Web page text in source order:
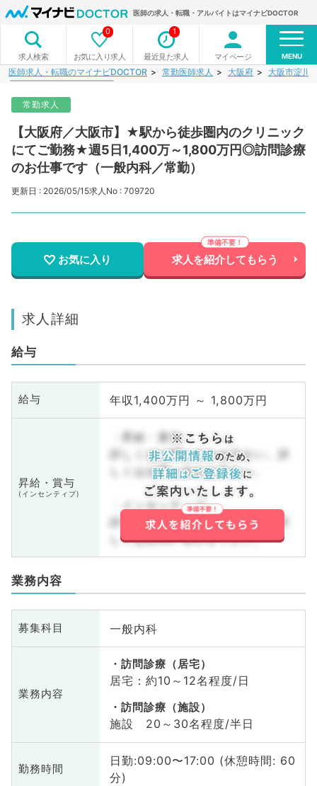
医師の求人・転職・アルバイトはマイナビDOCTOR
求人検索 お気に入り求人
0
最近見た求人
1
マイページ MENU
医師求人・転職のマイナビDOCTOR 常勤医師求人 大阪府 大阪市淀川
常勤求人
【大阪府／大阪市】★駅から徒歩圏内のクリニック
にてご勤務★週5日1,400万～1,800万円◎訪問診療
のお仕事です（一般内科／常勤）
更新日 : 2026/05/15求人No : 709720
お気に入り 求人を紹介してもらう
求人詳細
給与
給与 年収1,400万円 ～ 1,800万円
昇給・賞与
(インセンティブ)
・昇給・賞与
詳しくはお問い合わせ下さい。詳
しくはお問い合わせ下さい。
・インセンティブ
詳しくはお問い合わせ下さい。詳
しくはお問い合わせ下さい。
業務内容
募集科目 一般内科
業務内容
訪問診療（居宅）
居宅：約10～12名程度/日
訪問診療（施設）
施設 20～30名程度/半日
勤務時間
日勤:09:00〜17:00 (休憩時間: 60
分)